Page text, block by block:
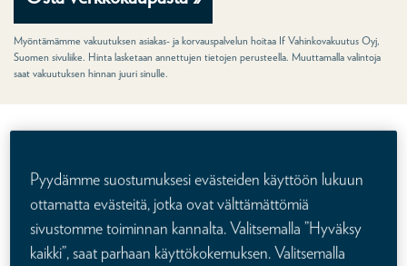
Myöntämämme vakuutuksen asiakas- ja korvauspalvelun hoitaa If Vahinkovakuutus Oyj,
Suomen sivuliike. Hinta lasketaan annettujen tietojen perusteella. Muuttamalla valintoja
saat vakuutuksen hinnan juuri sinulle.
henkivakuutuksesta
Pyydämme suostumuksesi evästeiden käyttöön lukuun
ottamatta evästeitä, jotka ovat välttämättömiä
sivustomme toiminnan kannalta. Valitsemalla ”Hyväksy
kaikki”, saat parhaan käyttökokemuksen. Valitsemalla